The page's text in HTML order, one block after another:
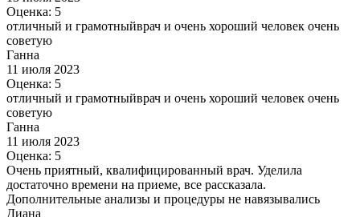
Оценка: 5
отличный и грамотныйврач и очень хороший человек очень
советую
Ганна
11 июля 2023
Оценка: 5
отличный и грамотныйврач и очень хороший человек очень
советую
Ганна
11 июля 2023
Оценка: 5
Очень приятный, квалифицированный врач. Уделила
достаточно времени на приеме, все рассказала.
Дополнительные анализы и процедуры не навязывались
Диана